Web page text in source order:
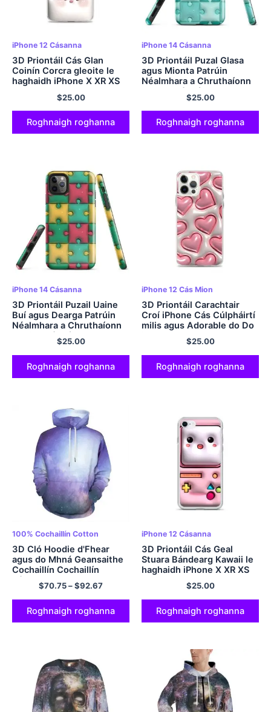
iPhone 12 Cásanna
3D Priontáil Cás Glan
Coinín Corcra gleoite le
haghaidh iPhone X XR XS
SE 7 8 11 12 13 14 15 Pro
Mini Plus Pro Max
$25.00
Roghnaigh roghanna
iPhone 14 Cásanna
3D Priontáil Puzal Glasa
agus Mionta Patrúin
Néalmhara a Chruthaíonn
Illusion Réalaíoch agus
Beoga ar D'Fhón
$25.00
Roghnaigh roghanna
iPhone 14 Cásanna
3D Priontáil Puzail Uaine
Buí agus Dearga Patrúin
Néalmhara a Chruthaíonn
Illusion Réalaíoch agus
Beoga ar D'Fhón
$25.00
Roghnaigh roghanna
iPhone 12 Cás Mion
3D Priontáil Carachtair
Croí iPhone Cás Cúlpháirtí
milis agus Adorable do Do
$25.00
Roghnaigh roghanna
100% Cochaillín Cotton
3D Cló Hoodie d'Fhear
agus do Mhná Geansaithe
Cochaillín Cochaillín
Réaltra Cool Novelty
Cochaillíní 100% Cadás
$70.75–$92.67
Roghnaigh roghanna
iPhone 12 Cásanna
3D Priontáil Cás Geal
Stuara Bándearg Kawaii le
haghaidh iPhone X XR XS
SE 7 8 11 12 13 14 15 Pro
Mini Plus Pro Max
$25.00
Roghnaigh roghanna